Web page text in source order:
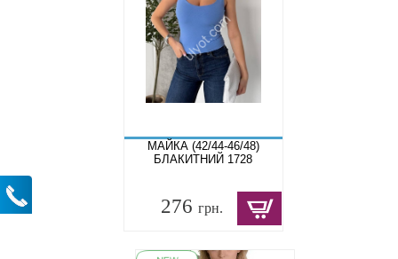
МАЙКА (42/44-46/48)
БЛАКИТНИЙ 1728
276 грн.